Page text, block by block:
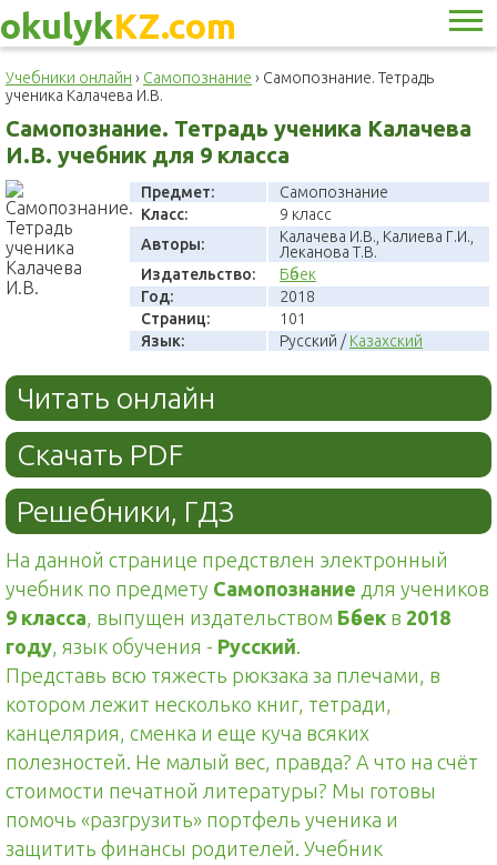
okulykKZ.com
Учебники онлайн › Самопознание › Самопознание. Тетрадь
ученика Калачева И.В.
Самопознание. Тетрадь ученика Калачева
И.В. учебник для 9 класса
Предмет:
Самопознание
Класс:
9 класс
Авторы:
Калачева И.В., Калиева Г.И.,
Леканова Т.В.
Издательство:
Бөбек
Год:
2018
Страниц:
101
Язык:
Русский / Казахский
Читать онлайн
Скачать PDF
Решебники, ГДЗ
На данной странице предствлен электронный
учебник по предмету Самопознание для учеников
9 класса, выпущен издательством Бөбек в 2018
году, язык обучения - Русский.
Представь всю тяжесть рюкзака за плечами, в
котором лежит несколько книг, тетради,
канцелярия, сменка и еще куча всяких
полезностей. Не малый вес, правда? А что на счёт
стоимости печатной литературы? Мы готовы
помочь «разгрузить» портфель ученика и
защитить финансы родителей. Учебник